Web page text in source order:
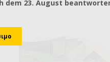
dem 23. August